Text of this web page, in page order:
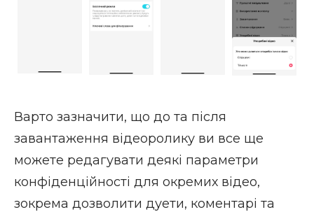
Варто зазначити, що до та після
завантаження відеоролику ви все ще
можете редагувати деякі параметри
конфіденційності для окремих відео,
зокрема дозволити дуети, коментарі та